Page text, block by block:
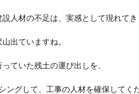
人材の不足は、実感として現れてき
出ていますね。
ていた残土の運び出しを、
ングして、工事の人材を確保してく